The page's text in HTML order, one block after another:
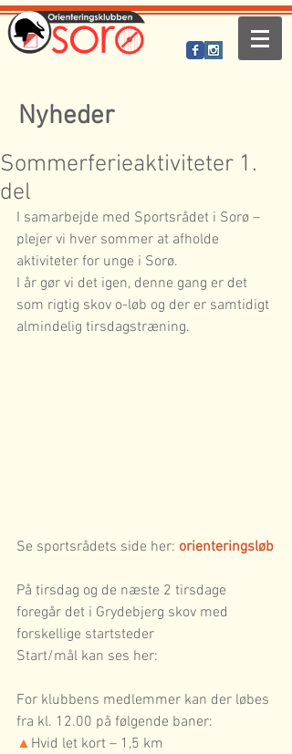
Nyheder
Sommerferieaktiviteter 1.
del
I samarbejde med Sportsrådet i Sorø –
plejer vi hver sommer at afholde
aktiviteter for unge i Sorø.
I år gør vi det igen, denne gang er det
som rigtig skov o-løb og der er samtidigt
almindelig tirsdagstræning.
Se sportsrådets side her: orienteringsløb
På tirsdag og de næste 2 tirsdage
foregår det i Grydebjerg skov med
forskellige startsteder
Start/mål kan ses her:
For klubbens medlemmer kan der løbes
fra kl. 12.00 på følgende baner:
▲ Hvid let kort – 1,5 km